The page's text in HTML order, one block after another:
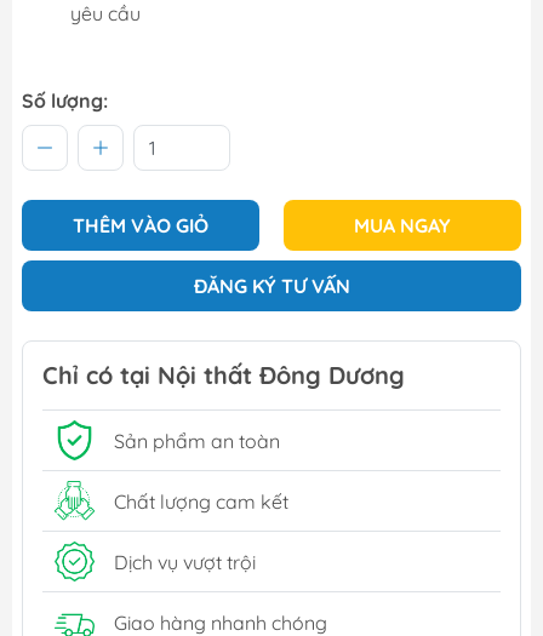
yêu cầu
Số lượng:
THÊM VÀO GIỎ MUA NGAY
ĐĂNG KÝ TƯ VẤN
Chỉ có tại Nội thất Đông Dương
Sản phẩm an toàn
Chất lượng cam kết
Dịch vụ vượt trội
Giao hàng nhanh chóng